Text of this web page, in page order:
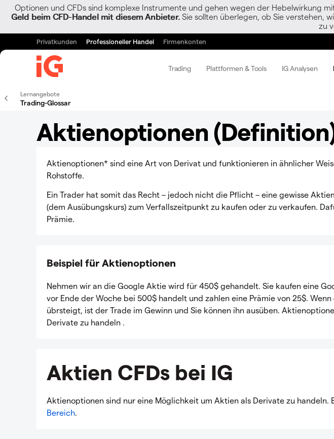
Optionen und CFDs sind komplexe Instrumente und gehen wegen der Hebelwirkung
Geld beim CFD-Handel mit diesem Anbieter. Sie sollten überlegen, ob Sie verstehen,
zu
Privatkunden Professioneller Handel Firmenkonten
Trading Plattformen & Tools IG Analysen
Lernangebote
Trading-Glossar
Aktienoptionen
Aktienoptionen* sind eine Art von Derivat und funktionieren in ähnlicher
Rohstoffe.
Ein Trader hat somit das Recht – jedoch nicht die Pflicht – eine gewisse
(dem Ausübungskurs) zum Verfallszeitpunkt zu kaufen oder zu verkaufen.
Prämie.
Beispiel für Aktienoptionen
Nehmen wir an die Google Aktie wird für 450$ gehandelt. Sie kaufen eine
vor Ende der Woche bei 500$ handelt und zahlen eine Prämie von 25$.
übrsteigt, ist der Trade im Gewinn und Sie können ihn ausüben.
Derivate zu handeln .
Aktien CFDs bei IG
Aktienoptionen sind nur eine Möglichkeit um Aktien als Derivate zu handeln.
Bereich.